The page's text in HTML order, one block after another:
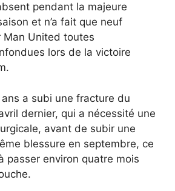
pendant la majeure
et n’a fait que neuf
Man United toutes
lors de la victoire
a subi une fracture du
dernier, qui a nécessité une
avant de subir une
blessure en septembre, ce
passer environ quatre mois